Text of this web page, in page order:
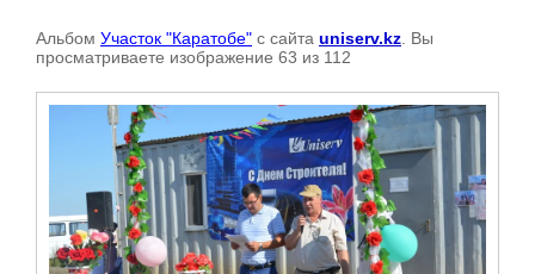
Альбом Участок "Каратобе" с сайта uniserv.kz . Вы
просматриваете изображение 63 из 112